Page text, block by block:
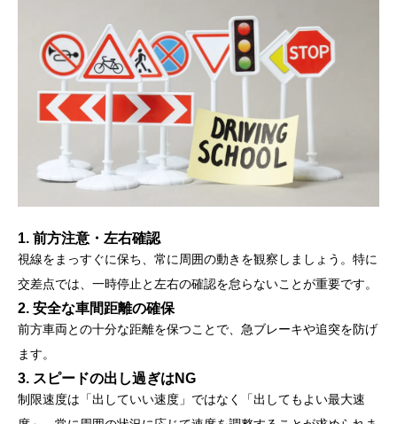
1. 前方注意・左右確認
視線をまっすぐに保ち、常に周囲の動きを観察しましょう。特に
交差点では、一時停止と左右の確認を怠らないことが重要です。
2. 安全な車間距離の確保
前方車両との十分な距離を保つことで、急ブレーキや追突を防げ
ます。
3. スピードの出し過ぎはNG
制限速度は「出していい速度」ではなく「出してもよい最大速